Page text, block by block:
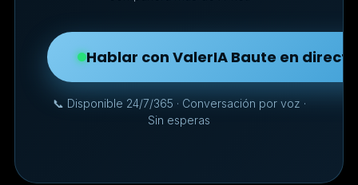
Hablar con ValerIA Baute en directo
📞 Disponible 24/7/365 · Conversación por voz ·
Sin esperas